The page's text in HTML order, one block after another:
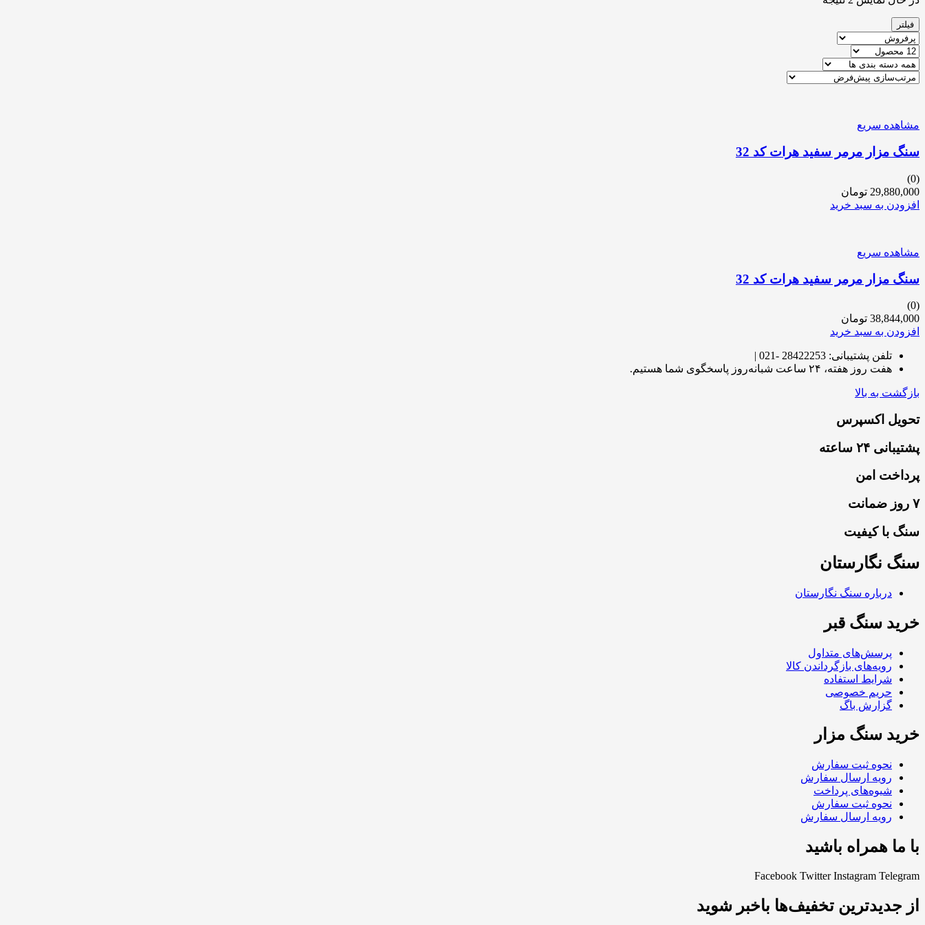
فیلتر
مشاهده سریع
سنگ مزار مرمر سفید هرات کد 32
(0)
29,880,000 تومان
افزودن به سبد خرید
مشاهده سریع
سنگ مزار مرمر سفید هرات کد 32
(0)
38,844,000 تومان
افزودن به سبد خرید
تلفن پشتیبانی: 28422253 -021 |
هفت روز هفته، ۲۴ ساعت شبانه‌روز پاسخگوی شما هستیم.
بازگشت به بالا
تحویل اکسپرس
پشتیبانی ۲۴ ساعته
پرداخت امن
۷ روز ضمانت
سنگ با کیفیت
سنگ نگارستان
درباره سنگ نگارستان
خرید سنگ قبر
پرسش‌های متداول
رویه‌های بازگرداندن کالا
شرایط استفاده
حریم خصوصی
گزارش باگ
خرید سنگ مزار
نحوه ثبت سفارش
رویه ارسال سفارش
شیوه‌های پرداخت
نحوه ثبت سفارش
رویه ارسال سفارش
با ما همراه باشید
Facebook Twitter Instagram Telegram
از جدیدترین تخفیف‌ها باخبر شوید